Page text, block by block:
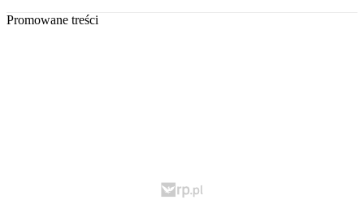
Promowane treści